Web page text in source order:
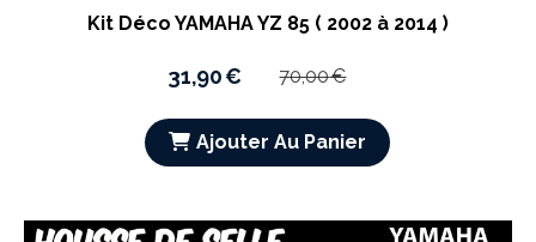
Kit Déco YAMAHA YZ 85 ( 2002 à 2014 )
31,90€ 70,00€
Ajouter Au Panier